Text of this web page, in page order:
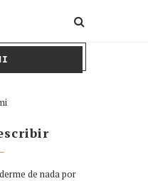
de nada por